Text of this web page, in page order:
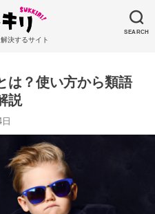
SEARCH
決するサイト
は？使い方から類語
説